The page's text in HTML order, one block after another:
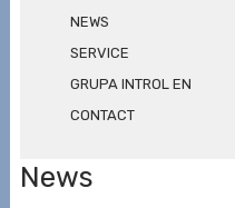
NEWS
SERVICE
GRUPA INTROL EN
CONTACT
News